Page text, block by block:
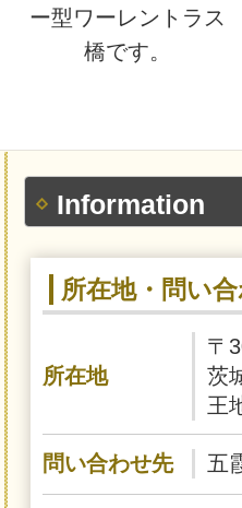
ー型ワーレントラス
橋です。
Information
所在地・問い
所在地
〒
茨
王
問い合わせ先 五